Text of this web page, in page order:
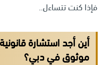
فإذا كنت تتساءل..
أين أجد استشارة
موثوق في دبي؟